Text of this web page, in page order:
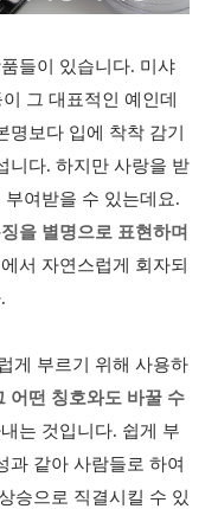
들이 있습니다. 미샤
그 대표적인 예인데
보다 입에 착착 감기
니다. 하지만 사랑을 받
여받을 수 있는데요.
을 별명으로 표현하며
서 자연스럽게 회자되
게 부르기 위해 사용하
어떤 칭호와도 바꿀 수
는 것입니다. 쉽게 부
과 같아 사람들로 하여
승으로 직결시킬 수 있